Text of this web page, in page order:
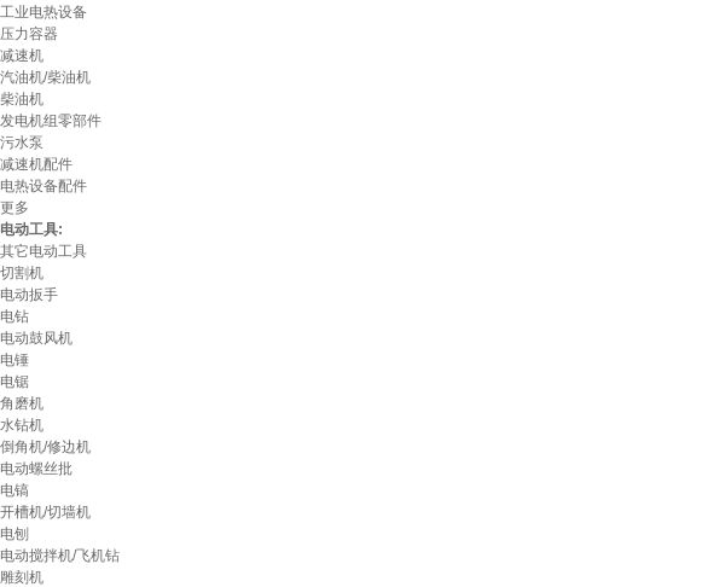
工业电热设备
压力容器
减速机
汽油机/柴油机
柴油机
发电机组零部件
污水泵
减速机配件
电热设备配件
更多
电动工具:
其它电动工具
切割机
电动扳手
电钻
电动鼓风机
电锤
电锯
角磨机
水钻机
倒角机/修边机
电动螺丝批
电镐
开槽机/切墙机
电刨
电动搅拌机/飞机钻
雕刻机